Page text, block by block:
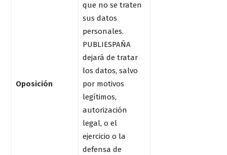
Oposición
que no se traten
sus datos
personales.
PUBLIESPAÑA
dejará de tratar
los datos, salvo
por motivos
legítimos,
autorización
legal, o el
ejercicio o la
defensa de